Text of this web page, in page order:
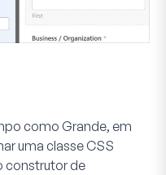
como Grande, em
uma classe CSS
construtor de